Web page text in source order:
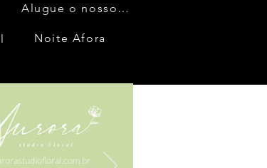
Alugue o nosso espaço
Noite Afora